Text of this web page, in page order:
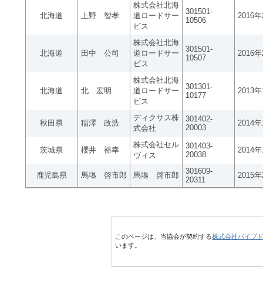
北海道 上野 智孝
株式会社北海
道ロードサー
ビス
301501-
10506
2016
北海道 田中 公司
株式会社北海
道ロードサー
ビス
301501-
10507
2016
北海道 北 宏明
株式会社北海
道ロードサー
ビス
301301-
10177
2013
秋田県 稲澤 政浩
ディクサス株
式会社
301402-
20003
2014
茨城県 櫻井 裕幸
株式会社セル
ヴィス
301403-
20038
2014
鹿児島県 馬塲 啓市郎 馬塲 啓市郎
301609-
20311
2015
このページは、当協会が契約する株式会社パイプ
います。